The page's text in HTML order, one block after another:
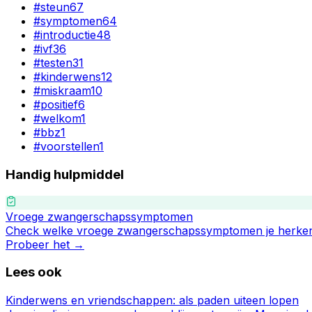
#steun67
#symptomen64
#introductie48
#ivf36
#testen31
#kinderwens12
#miskraam10
#positief6
#welkom1
#bbz1
#voorstellen1
Handig hulpmiddel
Vroege zwangerschapssymptomen
Check welke vroege zwangerschapssymptomen je
Probeer het →
Lees ook
Kinderwens en vriendschappen: als paden uiteen lopen